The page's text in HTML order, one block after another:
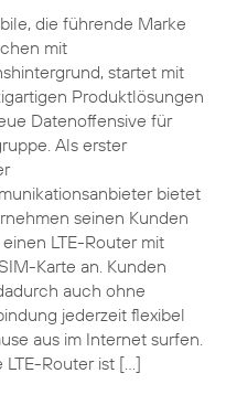
die führende Marke
mit
startet mit
Produktlösungen
Datenoffensive für
Als erster
bietet
seinen Kunden
LTE-Router mit
Karte an. Kunden
auch ohne
jederzeit flexibel
aus im Internet surfen.
LTE-Router ist […]